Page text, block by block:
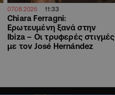
07.08.2026 11:33
Chiara Ferragni:
Ερωτευμένη ξανά στην
Ibiza – Οι τρυφερές στιγμές
με τον José Hernández